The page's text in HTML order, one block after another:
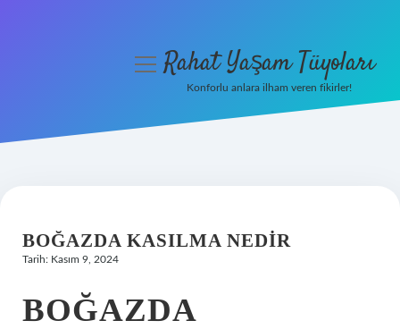
Hakkımızda
menüyüRahat Yaşam Tüyoları
Konforlu anlara ilham veren fikirler!
BOĞAZDA KASILMA NEDIR
Tarih: Kasım 9, 2024
BOĞAZDA